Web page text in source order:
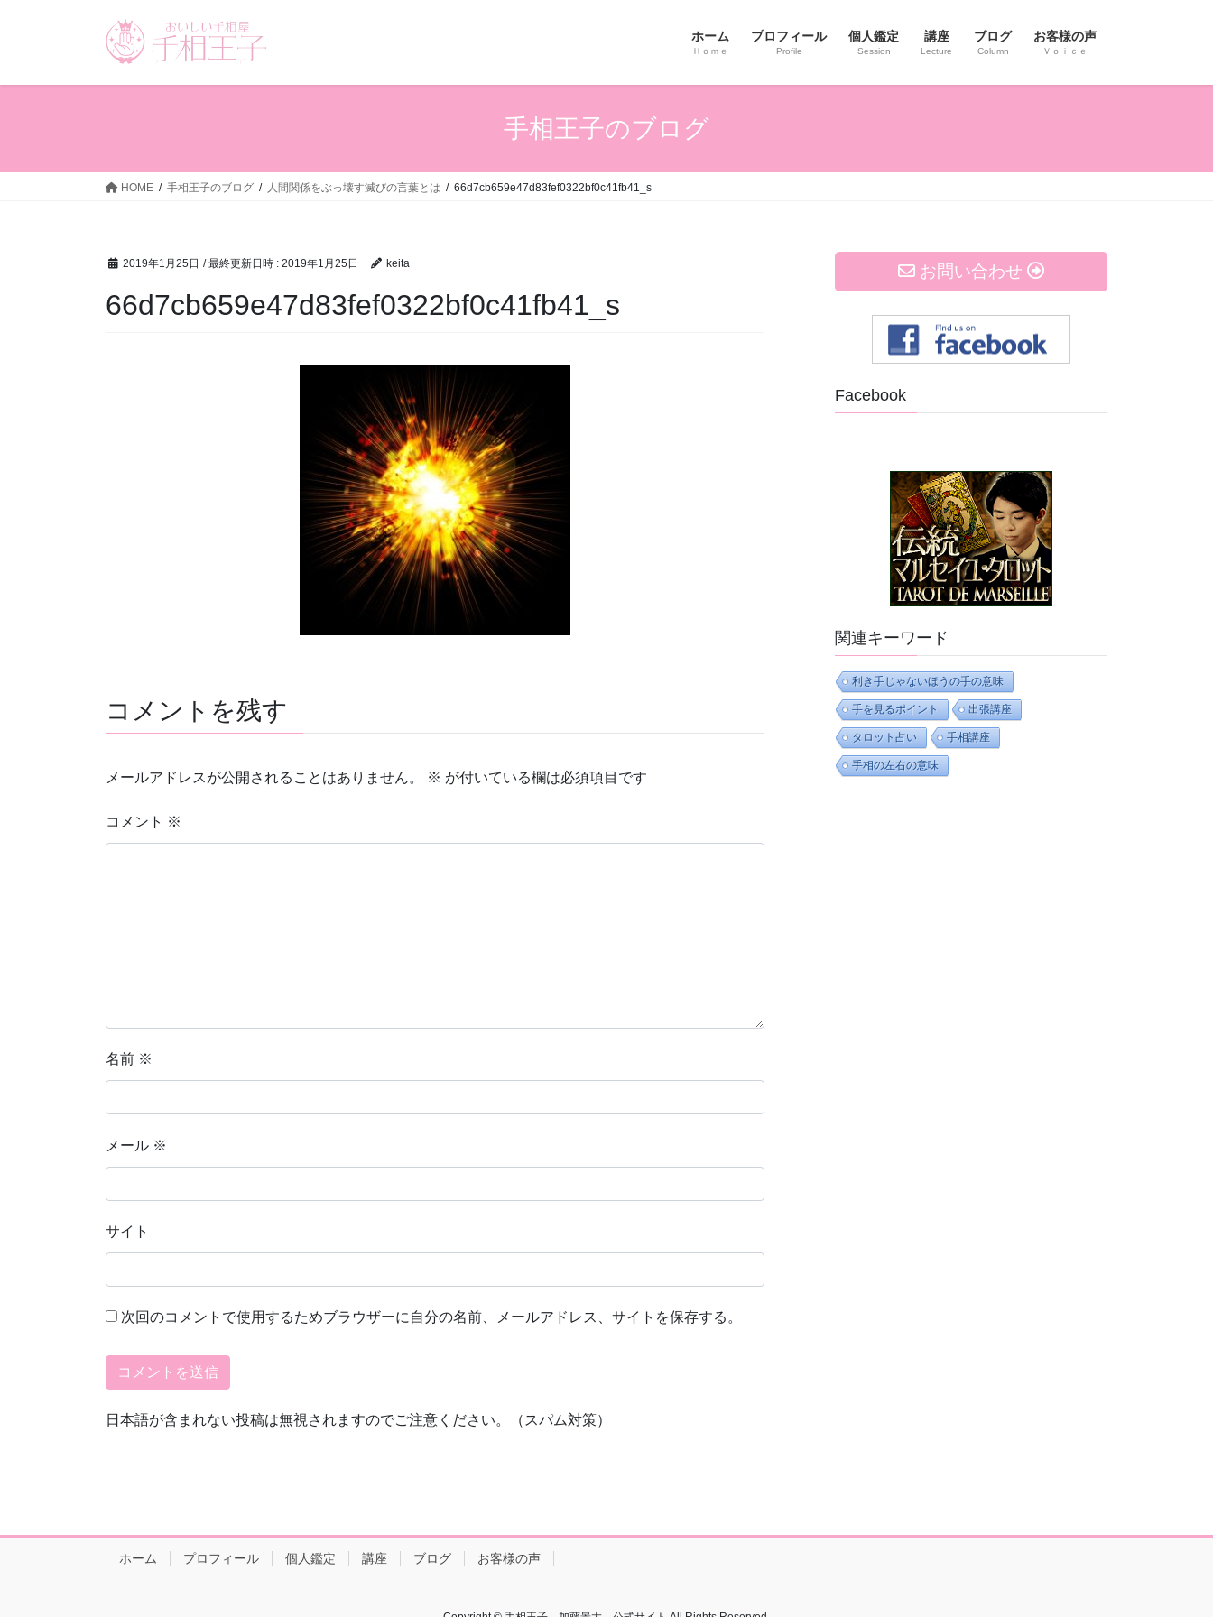
ホーム
Ｈｏｍｅ
プロフィール
Profile
個人鑑定
Session
講座
Lecture
ブログ
Column
お客様の声
Ｖｏｉｃｅ
手相王子のブログ
HOME 手相王子のブログ 人間関係をぶっ壊す滅びの言葉とは 66d7cb659e47d83fef0322bf0c41fb41_s
2019年1月25日 / 最終更新日時 : 2019年1月25日 keita
66d7cb659e47d83fef0322bf0c41fb41_s
コメントを残す
メールアドレスが公開されることはありません。 ※ が付いている欄は必須項目です
コメント ※
名前 ※
メール ※
サイト
次回のコメントで使用するためブラウザーに自分の名前、メールアドレス、サイトを保存する。
日本語が含まれない投稿は無視されますのでご注意ください。（スパム対策）
お問い合わせ
Facebook
関連キーワード
利き手じゃないほうの手の意味
手を見るポイント 出張講座
タロット占い 手相講座
手相の左右の意味
ホーム プロフィール 個人鑑定 講座 ブログ お客様の声